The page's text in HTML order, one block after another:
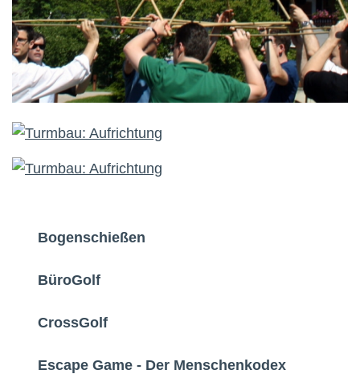
Bogenschießen
BüroGolf
CrossGolf
Escape Game - Der Menschenkodex